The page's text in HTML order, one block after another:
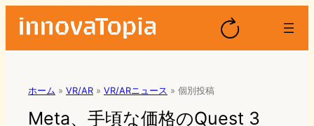
ホーム » VR/AR » VR/ARニュース » 個別投稿
Meta、手頃な価格のQuest 3